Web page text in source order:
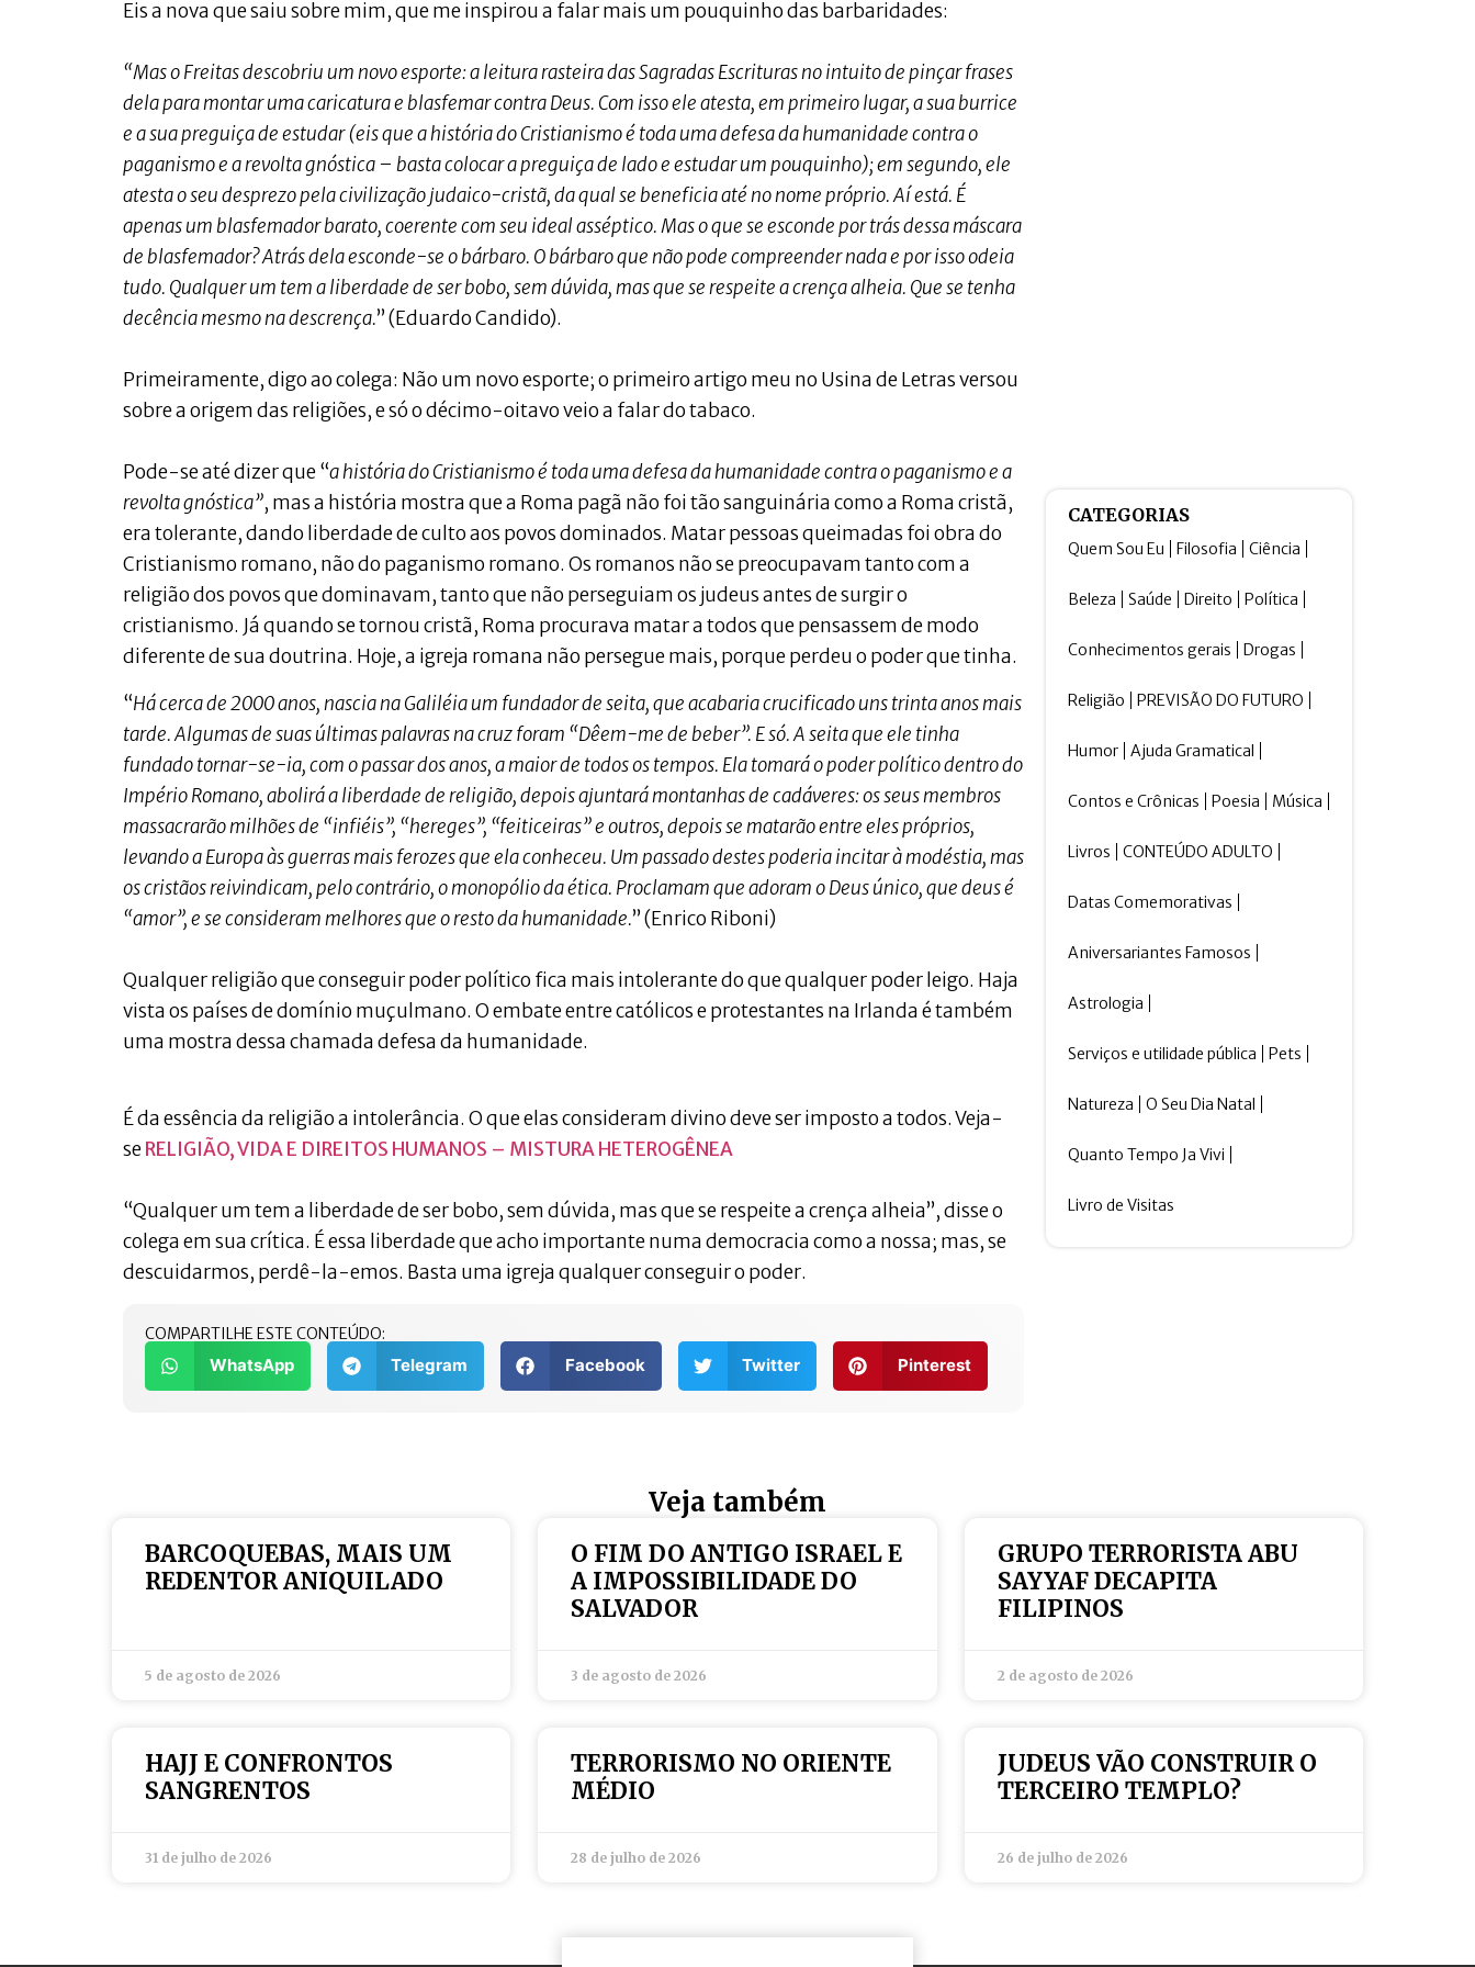
Eis a nova que saiu sobre mim, que me inspirou a falar mais um pouquinho das barbaridades:
“Mas o Freitas descobriu um novo esporte: a leitura rasteira das Sagradas Escrituras no intuito de pinçar frases
dela para montar uma caricatura e blasfemar contra Deus. Com isso ele atesta, em primeiro lugar, a sua burrice
e a sua preguiça de estudar (eis que a história do Cristianismo é toda uma defesa da humanidade contra o
paganismo e a revolta gnóstica – basta colocar a preguiça de lado e estudar um pouquinho); em segundo, ele
atesta o seu desprezo pela civilização judaico-cristã, da qual se beneficia até no nome próprio. Aí está. É
apenas um blasfemador barato, coerente com seu ideal asséptico. Mas o que se esconde por trás dessa máscara
de blasfemador? Atrás dela esconde-se o bárbaro. O bárbaro que não pode compreender nada e por isso odeia
tudo. Qualquer um tem a liberdade de ser bobo, sem dúvida, mas que se respeite a crença alheia. Que se tenha
decência mesmo na descrença.” (Eduardo Candido).
Primeiramente, digo ao colega: Não um novo esporte; o primeiro artigo meu no Usina de Letras versou
sobre a origem das religiões, e só o décimo-oitavo veio a falar do tabaco.
Pode-se até dizer que “a história do Cristianismo é toda uma defesa da humanidade contra o paganismo e a
revolta gnóstica”, mas a história mostra que a Roma pagã não foi tão sanguinária como a Roma cristã,
era tolerante, dando liberdade de culto aos povos dominados. Matar pessoas queimadas foi obra do
Cristianismo romano, não do paganismo romano. Os romanos não se preocupavam tanto com a
religião dos povos que dominavam, tanto que não perseguiam os judeus antes de surgir o
cristianismo. Já quando se tornou cristã, Roma procurava matar a todos que pensassem de modo
diferente de sua doutrina. Hoje, a igreja romana não persegue mais, porque perdeu o poder que tinha.
“Há cerca de 2000 anos, nascia na Galiléia um fundador de seita, que acabaria crucificado uns trinta anos mais
tarde. Algumas de suas últimas palavras na cruz foram “Dêem-me de beber”. E só. A seita que ele tinha
fundado tornar-se-ia, com o passar dos anos, a maior de todos os tempos. Ela tomará o poder político dentro do
Império Romano, abolirá a liberdade de religião, depois ajuntará montanhas de cadáveres: os seus membros
massacrarão milhões de “infiéis”, “hereges”, “feiticeiras” e outros, depois se matarão entre eles próprios,
levando a Europa às guerras mais ferozes que ela conheceu. Um passado destes poderia incitar à modéstia, mas
os cristãos reivindicam, pelo contrário, o monopólio da ética. Proclamam que adoram o Deus único, que deus é
“amor”, e se consideram melhores que o resto da humanidade.” (Enrico Riboni)
Qualquer religião que conseguir poder político fica mais intolerante do que qualquer poder leigo. Haja
vista os países de domínio muçulmano. O embate entre católicos e protestantes na Irlanda é também
uma mostra dessa chamada defesa da humanidade.
É da essência da religião a intolerância. O que elas consideram divino deve ser imposto a todos. Veja-
seRELIGIÃO, VIDA E DIREITOS HUMANOS – MISTURA HETEROGÊNEA
“Qualquer um tem a liberdade de ser bobo, sem dúvida, mas que se respeite a crença alheia”, disse o
colega em sua crítica. É essa liberdade que acho importante numa democracia como a nossa; mas, se
descuidarmos, perdê-la-emos. Basta uma igreja qualquer conseguir o poder.
COMPARTILHE ESTE CONTEÚDO:
WhatsApp Telegram Facebook Twitter Pinterest
CATEGORIAS
Quem Sou Eu Filosofia Ciência
Beleza Saúde Direito Política
Conhecimentos gerais Drogas
Religião PREVISÃO DO FUTURO
Humor Ajuda Gramatical
Contos e Crônicas Poesia Música
Livros CONTEÚDO ADULTO
Datas Comemorativas
Aniversariantes Famosos
Astrologia
Serviços e utilidade pública Pets
Natureza O Seu Dia Natal
Quanto Tempo Ja Vivi
Livro de Visitas
Veja também
BARCOQUEBAS, MAIS UM
REDENTOR ANIQUILADO
5 de agosto de 2026
O FIM DO ANTIGO ISRAEL E
A IMPOSSIBILIDADE DO
SALVADOR
3 de agosto de 2026
GRUPO TERRORISTA ABU
SAYYAF DECAPITA
FILIPINOS
2 de agosto de 2026
HAJJ E CONFRONTOS
SANGRENTOS
31 de julho de 2026
TERRORISMO NO ORIENTE
MÉDIO
28 de julho de 2026
JUDEUS VÃO CONSTRUIR O
TERCEIRO TEMPLO?
26 de julho de 2026